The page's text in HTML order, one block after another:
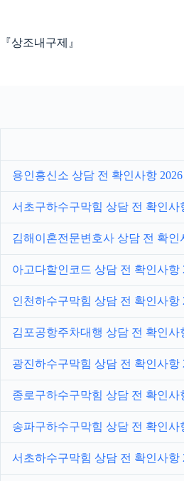
으『상조내구제』
용인흥신소 상담 전 확인사항
서초구하수구막힘 상담 전 확인사
김해이혼전문변호사 상담 전 확인
아고다할인코드 상담 전 확인사항
인천하수구막힘 상담 전 확인사항
김포공항주차대행 상담 전 확인사
광진하수구막힘 상담 전 확인사항
종로구하수구막힘 상담 전 확인사
송파구하수구막힘 상담 전 확인사
서초하수구막힘 상담 전 확인사항